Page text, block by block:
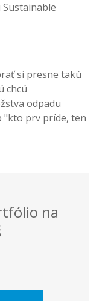
si presne takú
chcú
odpadu
"kto prv príde, ten
na